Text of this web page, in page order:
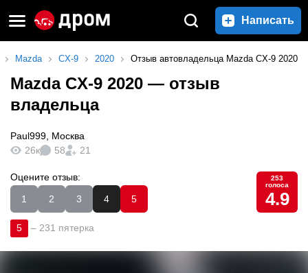
Написать
Mazda CX-9 2020 Отзыв автовладельца Mazda CX-9 2020
Mazda CX-9 2020 — отзыв
владельца
Paul999 Москва
26к
58 21
Оцените отзыв:
1
2 3 4 5
253
голоса
4.9
5 – 231 пятерка